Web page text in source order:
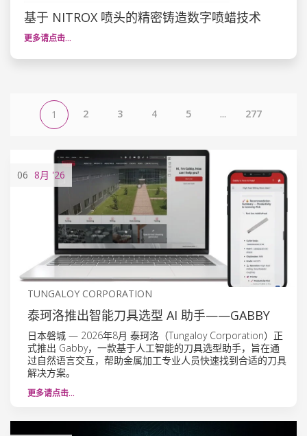
基于 NITROX 喷头的精密铸造数字喷蜡技术
更多请点击…
1 2 3 4 5 ... 277
06 8月 '26
TUNGALOY CORPORATION
泰珂洛推出智能刀具选型 AI 助手——GABBY
日本磐城 — 2026年8月 泰珂洛（Tungaloy Corporation）正
式推出 Gabby，一款基于人工智能的刀具选型助手，旨在通
过自然语言交互，帮助金属加工专业人员快速找到合适的刀具
解决方案。
更多请点击…